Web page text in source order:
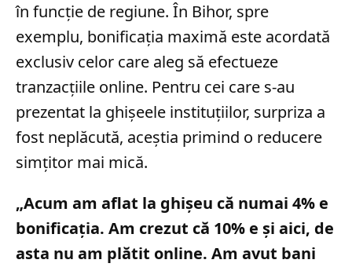
în funcție de regiune. În Bihor, spre
exemplu, bonificația maximă este acordată
exclusiv celor care aleg să efectueze
tranzacțiile online. Pentru cei care s-au
prezentat la ghișeele instituțiilor, surpriza a
fost neplăcută, aceștia primind o reducere
simțitor mai mică.
„Acum am aflat la ghişeu că numai 4% e
bonificaţia. Am crezut că 10% e şi aici, de
asta nu am plătit online. Am avut bani